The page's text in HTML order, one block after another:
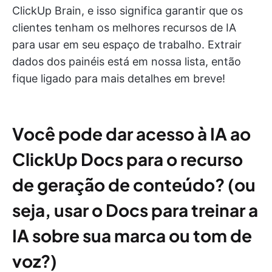
ClickUp Brain, e isso significa garantir que os
clientes tenham os melhores recursos de IA
para usar em seu espaço de trabalho. Extrair
dados dos painéis está em nossa lista, então
fique ligado para mais detalhes em breve!
Você pode dar acesso à IA ao
ClickUp Docs para o recurso
de geração de conteúdo? (ou
seja, usar o Docs para treinar a
IA sobre sua marca ou tom de
voz?)